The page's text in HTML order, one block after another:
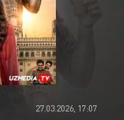
27.03.2026, 17:07